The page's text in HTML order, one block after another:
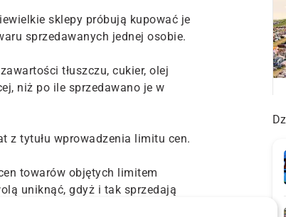
sklepy próbują kupować je
sprzedawanych jednej osobie.
tłuszczu, cukier, olej
niż po ile sprzedawano je w
z tytułu wprowadzenia limitu cen.
towarów objętych limitem
uniknąć, gdyż i tak sprzedają